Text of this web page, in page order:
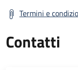
Termini e
Contatti